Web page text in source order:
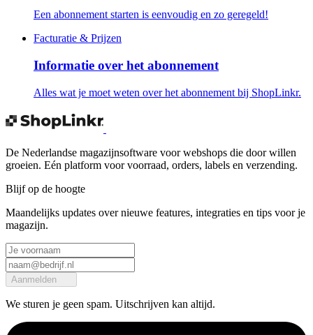
Een abonnement starten is eenvoudig en zo geregeld!
Facturatie & Prijzen
Informatie over het abonnement
Alles wat je moet weten over het abonnement bij ShopLinkr.
De Nederlandse magazijnsoftware voor webshops die door willen
groeien. Eén platform voor voorraad, orders, labels en verzending.
Blijf op de hoogte
Maandelijks updates over nieuwe features, integraties en tips voor je
magazijn.
Aanmelden
We sturen je geen spam. Uitschrijven kan altijd.